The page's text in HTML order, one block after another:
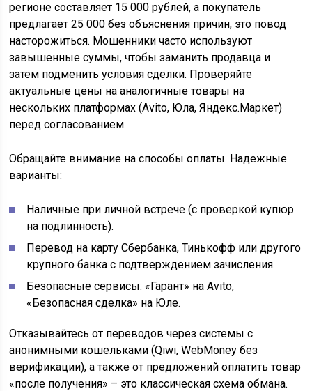
регионе составляет 15 000 рублей, а покупатель
предлагает 25 000 без объяснения причин, это повод
насторожиться. Мошенники часто используют
завышенные суммы, чтобы заманить продавца и
затем подменить условия сделки. Проверяйте
актуальные цены на аналогичные товары на
нескольких платформах (Avito, Юла, Яндекс.Маркет)
перед согласованием.
Обращайте внимание на способы оплаты. Надежные
варианты:
Наличные при личной встрече (с проверкой купюр
на подлинность).
Перевод на карту Сбербанка, Тинькофф или другого
крупного банка с подтверждением зачисления.
Безопасные сервисы: «Гарант» на Avito,
«Безопасная сделка» на Юле.
Отказывайтесь от переводов через системы с
анонимными кошельками (Qiwi, WebMoney без
верификации), а также от предложений оплатить товар
«после получения» – это классическая схема обмана.